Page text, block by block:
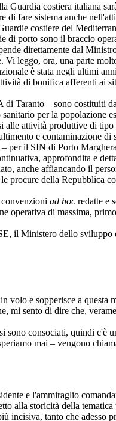
Guardia costiera italiana
di fare sistema anche
costiere del
porto sono il braccio
direttamente dal
leggo, ora, una parte
è stata negli ultimi
di bonifica afferenti ai
Taranto – sono costituiti
per la popolazione
alle attività produttive di
e contaminazione di
il SIN di Porto
approfondita e
anche affiancando il
della Repubblica
ad hoc redatte e
di massima,
il Ministero dello sviluppo
volo e sopperisce a
mi sento di dire che,
consociati, quindi c'è
mai – vengono
e l'ammiraglio
alla storicità della
tanto che adesso